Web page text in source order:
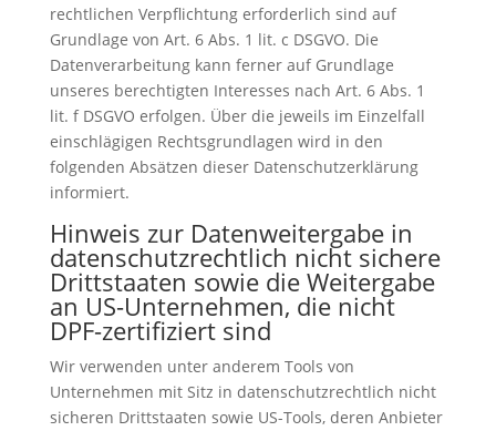
rechtlichen Verpflichtung erforderlich sind auf
Grundlage von Art. 6 Abs. 1 lit. c DSGVO. Die
Datenverarbeitung kann ferner auf Grundlage
unseres berechtigten Interesses nach Art. 6 Abs. 1
lit. f DSGVO erfolgen. Über die jeweils im Einzelfall
einschlägigen Rechtsgrundlagen wird in den
folgenden Absätzen dieser Datenschutzerklärung
informiert.
Hinweis zur Datenweitergabe in
datenschutzrechtlich nicht sichere
Drittstaaten sowie die Weitergabe
an US-Unternehmen, die nicht
DPF-zertifiziert sind
Wir verwenden unter anderem Tools von
Unternehmen mit Sitz in datenschutzrechtlich nicht
sicheren Drittstaaten sowie US-Tools, deren Anbieter